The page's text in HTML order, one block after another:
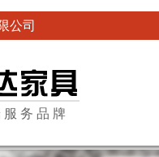
公司
务品牌